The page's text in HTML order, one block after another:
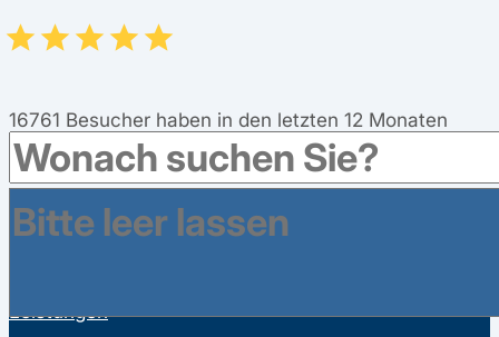
16761 Besucher haben in den letzten 12 Monaten
eine Bewertung abgegeben.
Leistungen